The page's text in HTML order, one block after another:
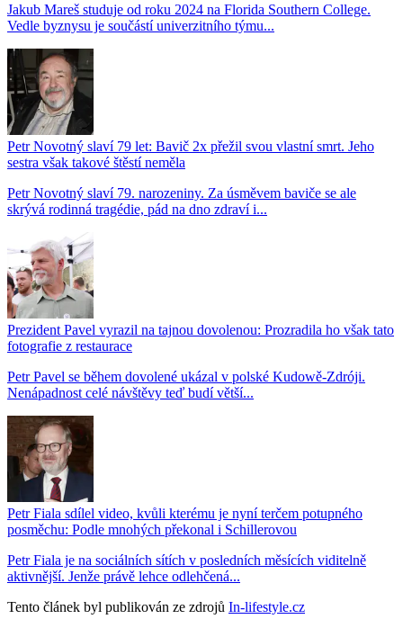
Jakub Mareš studuje od roku 2024 na Florida Southern College.
Vedle byznysu je součástí univerzitního týmu...
Petr Novotný slaví 79 let: Bavič 2x přežil svou vlastní smrt. Jeho
sestra však takové štěstí neměla
Petr Novotný slaví 79. narozeniny. Za úsměvem baviče se ale
skrývá rodinná tragédie, pád na dno zdraví i...
Prezident Pavel vyrazil na tajnou dovolenou: Prozradila ho však tato
fotografie z restaurace
Petr Pavel se během dovolené ukázal v polské Kudowě-Zdróji.
Nenápadnost celé návštěvy teď budí větší...
Petr Fiala sdílel video, kvůli kterému je nyní terčem potupného
posměchu: Podle mnohých překonal i Schillerovou
Petr Fiala je na sociálních sítích v posledních měsících viditelně
aktivnější. Jenže právě lehce odlehčená...
Tento článek byl publikován ze zdrojů In-lifestyle.cz